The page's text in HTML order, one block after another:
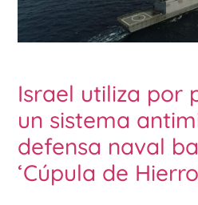
Israel utiliza por
un sistema
defensa naval
‘Cúpula de